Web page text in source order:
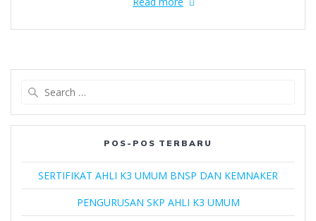
POS-POS TERBARU
SERTIFIKAT AHLI K3 UMUM BNSP DAN KEMNAKER
PENGURUSAN SKP AHLI K3 UMUM